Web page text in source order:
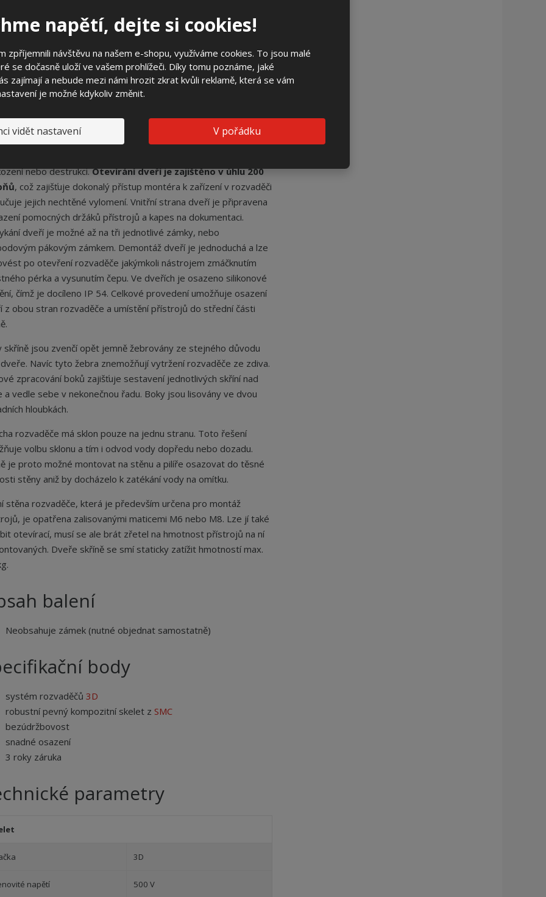
napětí, dejte si cookies!
zpříjemnili návštěvu na našem e-shopu, využíváme cookies. To jsou malé
se dočasně uloží ve vašem prohlížeči. Díky tomu poznáme, jaké
zajímají a nebude mezi námi hrozit zkrat kvůli reklamě, která se vám
je možné kdykoliv změnit.
vidět nastavení V pořádku
do skříní nebo pilířů dvou hloubek. Jednotlivé komponenty
konstrukčně řešeny tak, aby jejich montáž byla jednoduchá a užití
široké spektrum požadavků elektrotechniky v jednotlivých
Rozvaděče 3D lze montovat na sloup, na povrch, zazdívat
do volného prostranství jako pilíř.
vylepování plakátů, a zároveň nenarušují estetiku
Materiál a konstrukce dveří eliminuje jejich jakékoli vlnění
nebo destrukci.Otevírání dveří je zajištěno v úhlu 200
, což zajišťuje dokonalý přístup montéra k zařízení v rozvaděči
jejich nechtěné vylomení. Vnitřní strana dveří je připravena
pomocných držáků přístrojů a kapes na dokumentaci.
dveří je možné až na tři jednotlivé zámky, nebo
pákovým zámkem. Demontáž dveří je jednoduchá a lze
po otevření rozvaděče jakýmkoli nástrojem zmáčknutím
pérka a vysunutím čepu. Ve dveřích je osazeno silikonové
čímž je docíleno IP 54. Celkové provedení umožňuje osazení
z obou stran rozvaděče a umístění přístrojů do střední části
skříně jsou zvenčí opět jemně žebrovány ze stejného důvodu
Navíc tyto žebra znemožňují vytržení rozvaděče ze zdiva.
zpracování boků zajišťuje sestavení jednotlivých skříní nad
a vedle sebe v nekonečnou řadu. Boky jsou lisovány ve dvou
hloubkách.
rozvaděče má sklon pouze na jednu stranu. Toto řešení
volbu sklonu a tím i odvod vody dopředu nebo dozadu.
je proto možné montovat na stěnu a pilíře osazovat do těsné
stěny aniž by docházelo k zatékání vody na omítku.
stěna rozvaděče, která je především určena pro montáž
je opatřena zalisovanými maticemi M6 nebo M8. Lze jí také
otevírací, musí se ale brát zřetel na hmotnost přístrojů na ní
Dveře skříně se smí staticky zatížit hmotností max.
balení
Neobsahuje zámek (nutné objednat samostatně)
body
systém rozvaděčů 3D
robustní pevný kompozitní skelet z SMC
bezúdržbovost
snadné osazení
3 roky záruka
parametry
3D
napětí 500 V